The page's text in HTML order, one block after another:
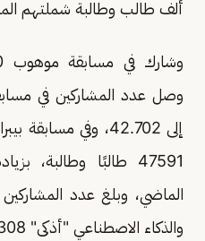
ألف طالب وطالبة شملتهم
وصل عدد المشاركين في
إلى 42.702، وفي
الماضي، وبلغ عدد المشاركين
والذكاء الاصطناعي "أذكى" 260.308 طلاب وطالبات.